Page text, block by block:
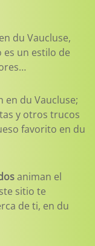
du Vaucluse,
un estilo de
en du Vaucluse;
y otros trucos
favorito en du
animan el
sitio te
de ti, en du